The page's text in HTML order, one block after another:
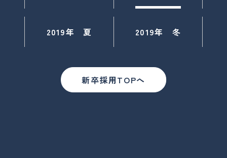
2019年 夏 2019年 冬
新卒採用TOPへ